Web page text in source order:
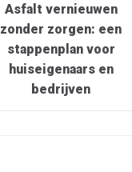
Asfalt vernieuwen
zonder zorgen: een
stappenplan voor
huiseigenaars en
bedrijven